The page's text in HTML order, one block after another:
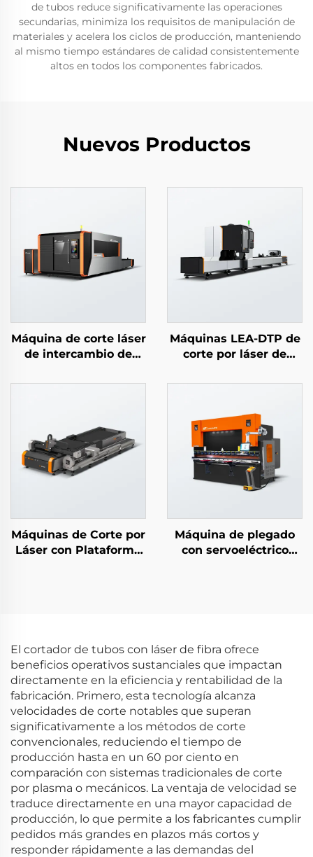
de tubos reduce significativamente las operaciones
secundarias, minimiza los requisitos de manipulación de
materiales y acelera los ciclos de producción, manteniendo
al mismo tiempo estándares de calidad consistentemente
altos en todos los componentes fabricados.
Nuevos Productos
Máquina de corte láser
de intercambio de
completa LEA-DC
Máquinas LEA-DTP de
corte por láser de
automáticas y de alta
Máquinas de Corte por
Láser con Plataforma
Máquina de plegado
con servoeléctrico
El cortador de tubos con láser de fibra ofrece
beneficios operativos sustanciales que impactan
directamente en la eficiencia y rentabilidad de la
fabricación. Primero, esta tecnología alcanza
velocidades de corte notables que superan
significativamente a los métodos de corte
convencionales, reduciendo el tiempo de
producción hasta en un 60 por ciento en
comparación con sistemas tradicionales de corte
por plasma o mecánicos. La ventaja de velocidad se
traduce directamente en una mayor capacidad de
producción, lo que permite a los fabricantes cumplir
pedidos más grandes en plazos más cortos y
responder rápidamente a las demandas del